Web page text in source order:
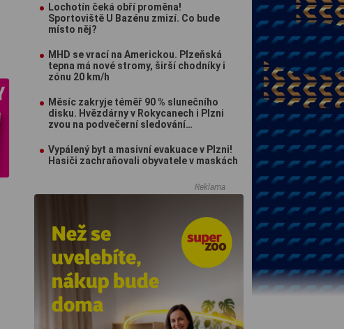
Lochotín čeká obří proměna!
Sportoviště U Bazénu zmizí. Co bude
místo něj?
MHD se vrací na Americkou. Plzeňská
tepna má nové stromy, širší chodníky i
zónu 20 km/h
Měsíc zakryje téměř 90 % slunečního
disku. Hvězdárny v Rokycanech i Plzni
zvou na podvečerní sledování
Vypálený byt a masivní evakuace v Plzni!
Hasiči zachraňovali obyvatele v maskách
Reklama